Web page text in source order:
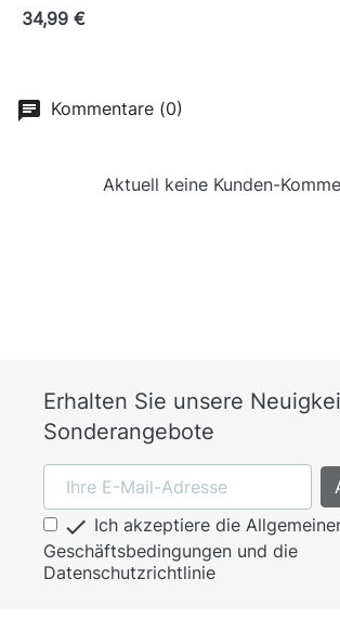
34,99 €
Kommentare (0)
Aktuell keine Kunden-
Erhalten Sie unsere
Sonderangebote
 Ich akzeptiere die
Geschäftsbedingungen und die
Datenschutzrichtlinie